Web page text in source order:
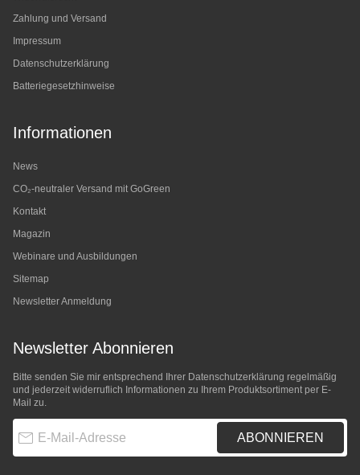
Zahlung und Versand
Impressum
Datenschutzerklärung
Batteriegesetzhinweise
Informationen
News
CO₂-neutraler Versand mit GoGreen
Kontakt
Magazin
Webinare und Ausbildungen
Sitemap
Newsletter Anmeldung
Newsletter Abonnieren
Bitte senden Sie mir entsprechend Ihrer Datenschutzerklärung regelmäßig
und jederzeit widerruflich Informationen zu Ihrem Produktsortiment per E-
Mail zu.
ABONNIEREN